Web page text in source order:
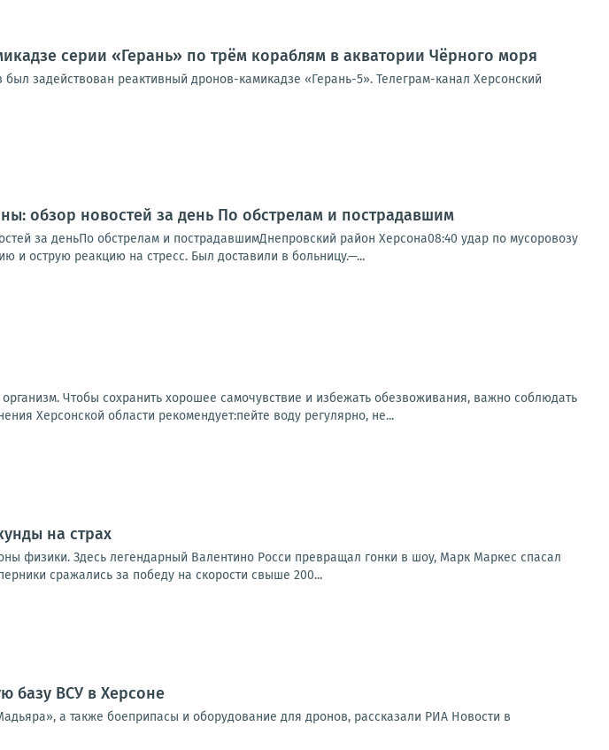
серии «Герань» по трём кораблям в акватории Чёрного моря
задействован реактивный дронов-камикадзе «Герань-5». Телеграм-канал Херсонский
обзор новостей за день По обстрелам и пострадавшим
за деньПо обстрелам и пострадавшимДнепровский район Херсона08:40 удар по мусоровозу
и острую реакцию на стресс. Был доставили в больницу.—...
Чтобы сохранить хорошее самочувствие и избежать обезвоживания, важно соблюдать
Херсонской области рекомендует:пейте воду регулярно, не...
на страх
физики. Здесь легендарный Валентино Росси превращал гонки в шоу, Марк Маркес спасал
сражались за победу на скорости свыше 200...
базу ВСУ в Херсоне
а также боеприпасы и оборудование для дронов, рассказали РИА Новости в